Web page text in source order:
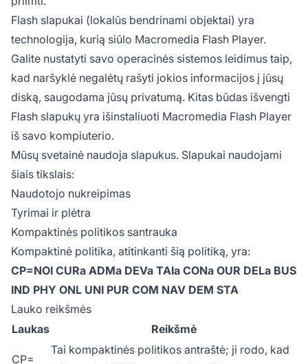
Flash slapukai (lokalūs bendrinami objektai) yra
technologija, kurią siūlo Macromedia Flash Player.
Galite nustatyti savo operacinės sistemos leidimus taip,
kad naršyklė negalėtų rašyti jokios informacijos į jūsų
diską, saugodama jūsų privatumą. Kitas būdas išvengti
Flash slapukų yra išinstaliuoti Macromedia Flash Player
iš savo kompiuterio.
Mūsų svetainė naudoja slapukus. Slapukai naudojami
šiais tikslais:
Naudotojo nukreipimas
Tyrimai ir plėtra
Kompaktinės politikos santrauka
Kompaktinė politika, atitinkanti šią politiką, yra:
CP=NOI CURa ADMa DEVa TAIa CONa OUR DELa BUS
IND PHY ONL UNI PUR COM NAV DEM STA
Lauko reikšmės
Laukas
Reikšmė
CP=
Tai kompaktinės politikos antraštė; ji rodo, kad